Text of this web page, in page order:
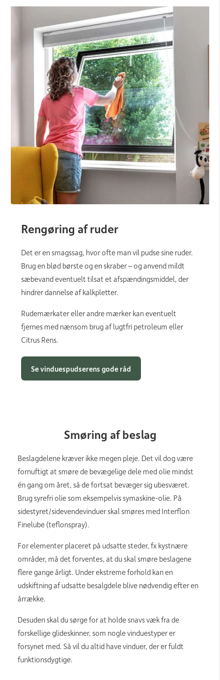
Rengøring af ruder
Det er en smagssag, hvor ofte man vil pudse sine ruder.
Brug en blød børste og en skraber – og anvend mildt
sæbevand eventuelt tilsat et afspændingsmiddel, der
hindrer dannelse af kalkpletter.
Rudemærkater eller andre mærker kan eventuelt
fjernes med nænsom brug af lugtfri petroleum eller
Citrus Rens.
Se vinduespudserens gode råd
Smøring af beslag
Beslagdelene kræver ikke megen pleje. Det vil dog være
fornuftigt at smøre de bevægelige dele med olie mindst
én gang om året, så de fortsat bevæger sig ubesværet.
Brug syrefri olie som eksempelvis symaskine-olie. På
sidestyret/sidevendevinduer skal smøres med Interflon
Finelube (teflonspray).
For elementer placeret på udsatte steder, fx kystnære
områder, må det forventes, at du skal smøre beslagene
flere gange årligt. Under ekstreme forhold kan en
udskiftning af udsatte besalgdele blive nødvendig efter en
årrække.
Desuden skal du sørge for at holde snavs væk fra de
forskellige glideskinner, som nogle vinduestyper er
forsynet med. Så vil du altid have vinduer, der er fuldt
funktionsdygtige.